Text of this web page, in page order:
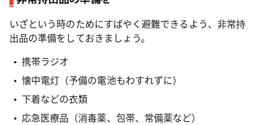
いざという時のためにすばやく避難できるよう、非常持
出品の準備をしておきましょう。
携帯ラジオ
懐中電灯（予備の電池もわすれずに）
下着などの衣類
応急医療品（消毒薬、包帯、常備薬など）